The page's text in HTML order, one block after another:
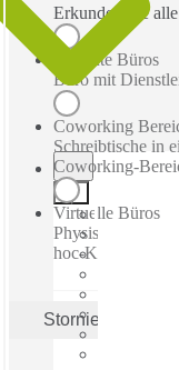
Erkunden Sie
Betreute Büros
Büro mit
Coworking
Schreibtische in
Coworking-
Virtuelle Büros
Physische
hoc-
Stornieren